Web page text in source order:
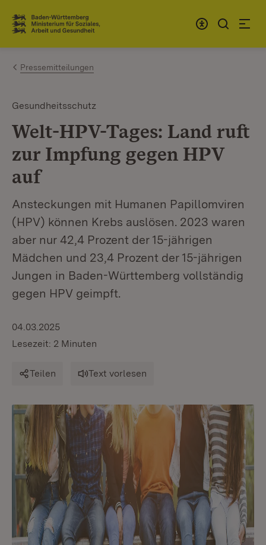
Zum Inhalt springen
Link zur Startseite
Pressemitteilungen
Gesundheitsschutz
Welt-HPV-Tages: Land ruft
zur Impfung gegen HPV
auf
Ansteckungen mit Humanen Papillomviren
(HPV) können Krebs auslösen. 2023 waren
aber nur 42,4 Prozent der 15-jährigen
Mädchen und 23,4 Prozent der 15-jährigen
Jungen in Baden-Württemberg vollständig
gegen HPV geimpft.
04.03.2025
Lesezeit: 2 Minuten
Teilen Text vorlesen